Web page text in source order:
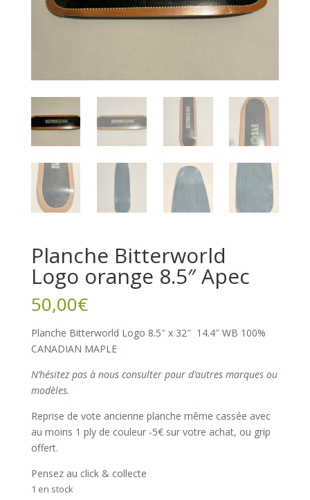
Planche Bitterworld
Logo orange 8.5″ Apec
50,00€
Planche Bitterworld Logo 8.5″ x 32″ 14.4″ WB 100%
CANADIAN MAPLE
N’hésitez pas à nous consulter pour d’autres marques ou
modèles.
Reprise de vote ancienne planche même cassée avec
au moins 1 ply de couleur -5€ sur votre achat, ou grip
offert.
Pensez au click & collecte
1 en stock